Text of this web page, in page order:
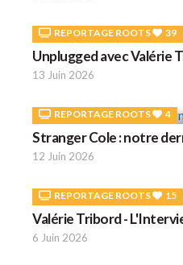
REPORTAGE ROOTS 39
Unplugged avec Valérie
13 Juin 2026
REPORTAGE ROOTS 4
Stranger Cole : notre
12 Juin 2026
REPORTAGE ROOTS 15
Valérie Tribord -
6 Juin 2026